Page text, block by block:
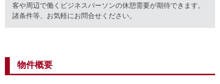
客や周辺で働くビジネスパーソンの休憩需要が期待できます。
諸条件等、お気軽にお問合せください。
物件概要